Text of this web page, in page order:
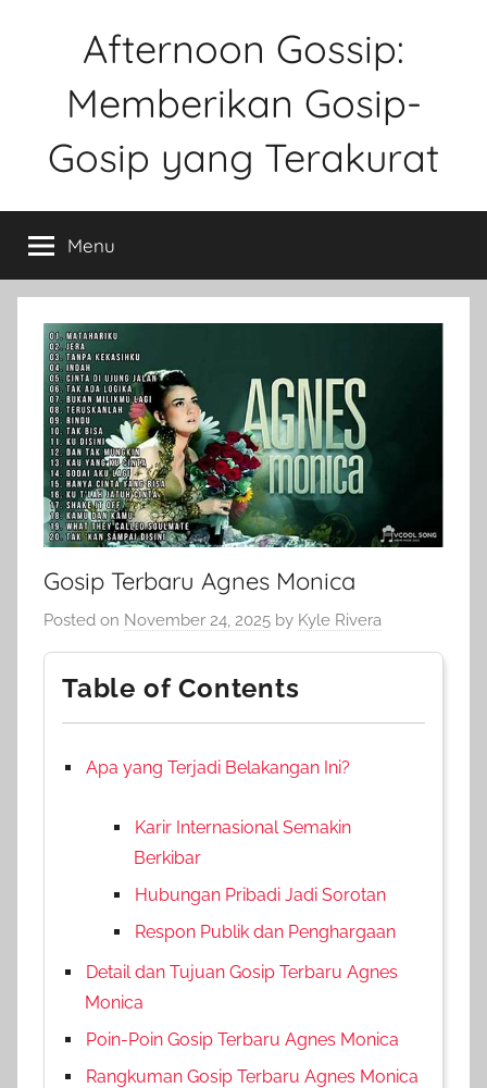
Afternoon Gossip:
Memberikan Gosip-
Gosip yang Terakurat
Tentang
Ke
Gosipan
Berbagai
Kalangan
Menu
Gosip Terbaru Agnes Monica
Posted on November 24, 2025 by Kyle Rivera
Table of Contents
Apa yang Terjadi Belakangan Ini?
Karir Internasional Semakin
Berkibar
Hubungan Pribadi Jadi Sorotan
Respon Publik dan Penghargaan
Detail dan Tujuan Gosip Terbaru Agnes
Monica
Poin-Poin Gosip Terbaru Agnes Monica
Rangkuman Gosip Terbaru Agnes Monica